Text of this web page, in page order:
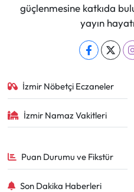
güçlenmesine katkıda
yayın
İzmir Nöbetçi Eczaneler
İzmir Namaz Vakitleri
Puan Durumu ve Fikstür
Son Dakika Haberleri